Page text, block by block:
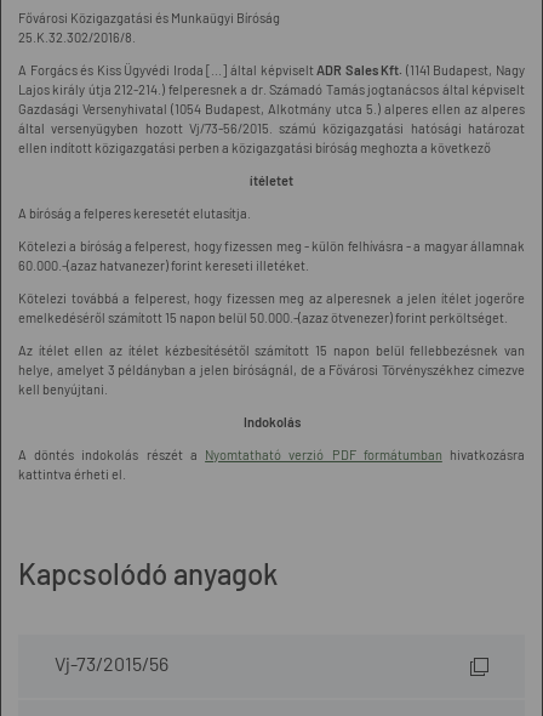
Fővárosi Közigazgatási és Munkaügyi Bíróság
25.K.32.302/2016/8.
A Forgács és Kiss Ügyvédi Iroda [...] által képviseltADR Sales Kft. (1141 Budapest, Nagy
Lajos király útja 212-214.) felperesnek a dr. Számadó Tamás jogtanácsos által képviselt
Gazdasági Versenyhivatal (1054 Budapest, Alkotmány utca 5.) alperes ellen az alperes
által versenyügyben hozott Vj/73-56/2015. számú közigazgatási hatósági határozat
ellen indított közigazgatási perben a közigazgatási bíróság meghozta a következő
ítéletet
A bíróság a felperes keresetét elutasítja.
Kötelezi a bíróság a felperest, hogy fizessen meg - külön felhívásra - a magyar államnak
60.000.-(azaz hatvanezer) forint kereseti illetéket.
Kötelezi továbbá a felperest, hogy fizessen meg az alperesnek a jelen ítélet jogerőre
emelkedéséről számított 15 napon belül 50.000.-(azaz ötvenezer) forint perköltséget.
Az ítélet ellen az ítélet kézbesítésétől számított 15 napon belül fellebbezésnek van
helye, amelyet 3 példányban a jelen bíróságnál, de a Fővárosi Törvényszékhez címezve
kell benyújtani.
Indokolás
A döntés indokolás részét a Nyomtatható verzió PDF formátumban hivatkozásra
kattintva érheti el.
Kapcsolódó anyagok
Vj-73/2015/56